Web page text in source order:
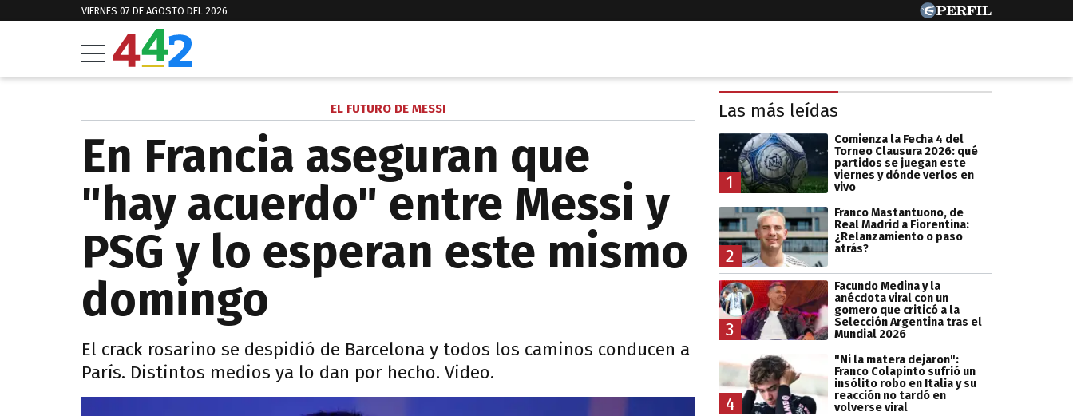
VIERNES 07 DE AGOSTO DEL 2026
EL FUTURO DE MESSI
En Francia aseguran que
"hay acuerdo" entre Messi y
PSG y lo esperan este mismo
domingo
El crack rosarino se despidió de Barcelona y todos los caminos conducen a
París. Distintos medios ya lo dan por hecho. Video.
Las más leídas
1
Comienza la Fecha 4 del
Torneo Clausura 2026: qué
partidos se juegan este
viernes y dónde verlos en
vivo
2
Franco Mastantuono, de
Real Madrid a Fiorentina:
¿Relanzamiento o paso
atrás?
3
Facundo Medina y la
anécdota viral con un
gomero que criticó a la
Selección Argentina tras el
Mundial 2026
4
"Ni la matera dejaron":
Franco Colapinto sufrió un
insólito robo en Italia y su
reacción no tardó en
volverse viral